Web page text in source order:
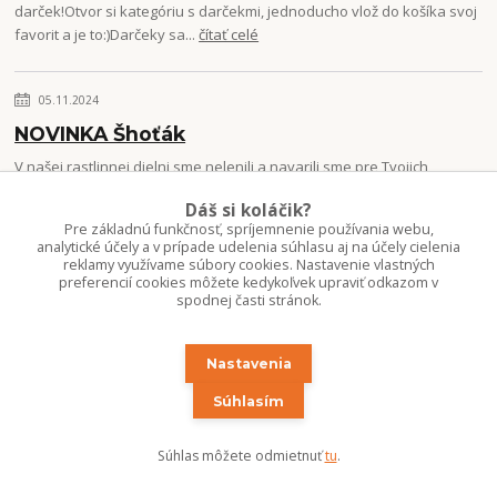
darček!Otvor si kategóriu s darčekmi, jednoducho vlož do košíka svoj
favorit a je to:)Darčeky sa...čítať celé
05.11.2024
NOVINKA Šhoťák
V našej rastlinnej dielni sme nelenili a navarili sme pre Tvojich
čítať celé
Zobraziť všetky novinky
Objednávky odosielame službou
EXPRES kuriér - doručenie do 24 hodín
od odoslania.
INFO
Dáš si koláčik?
Pre základnú funkčnosť, spríjemnenie používania webu,
analytické účely a v prípade udelenia súhlasu aj na účely cielenia
reklamy využívame súbory cookies. Nastavenie vlastných
preferencií cookies môžete kedykoľvek upraviť odkazom v
spodnej časti stránok.
Nastavenia
Súhlasím
Súhlas môžete odmietnuťtu.